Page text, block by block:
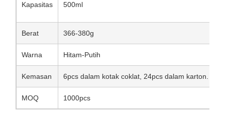
Kapasitas 500ml
Berat 366-380g
Warna Hitam-Putih
Kemasan 6pcs dalam kotak coklat, 24pcs dalam karton.
MOQ 1000pcs